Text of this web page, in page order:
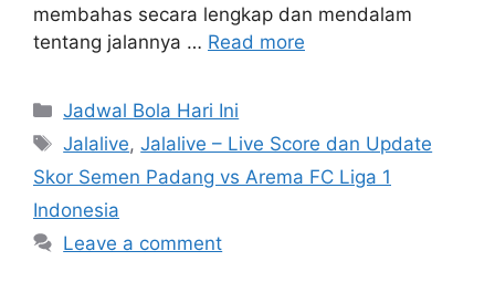
membahas secara lengkap dan mendalam
tentang jalannya … Read more
Categories
Jadwal Bola Hari Ini
Tags
Jalalive,Jalalive – Live Score dan Update
Skor Semen Padang vs Arema FC Liga 1
Indonesia
Leave a comment